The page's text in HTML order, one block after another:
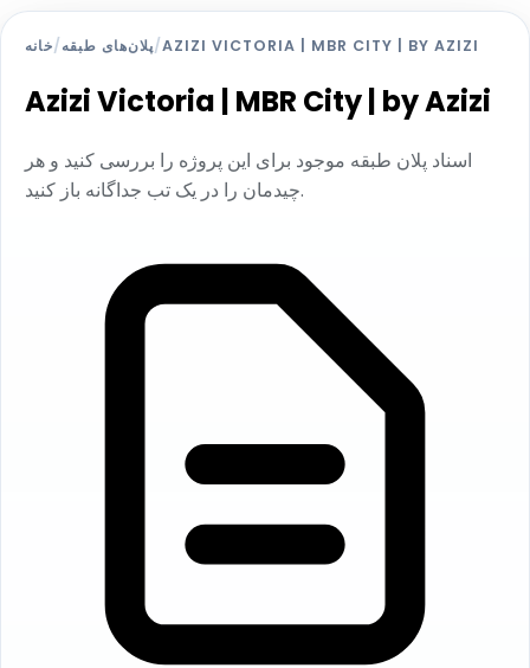
خانه/پلان‌های طبقه/AZIZI VICTORIA | MBR CITY | BY AZIZI
Azizi Victoria | MBR City | by Azizi
اسناد پلان طبقه موجود برای این پروژه را بررسی کنید و هر
چیدمان را در یک تب جداگانه باز کنید.